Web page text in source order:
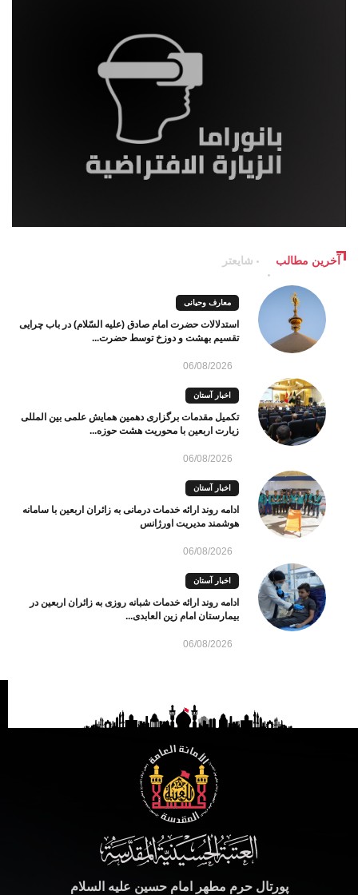
آخرین مطالب شایعتر
معارف وحیانی
استدلالات حضرت امام صادق (علیه السّلام) در باب چرایی
تقسیم بهشت و دوزخ توسط حضرت...
06/08/2026
اخبار آستان
تکمیل مقدمات برگزاری دهمین همایش علمی بین المللی
زیارت اربعین با محوریت هشت حوزه...
06/08/2026
اخبار آستان
ادامه روند ارائه خدمات درمانی به زائران اربعین با سامانه
هوشمند مدیریت اورژانس
06/08/2026
اخبار آستان
ادامه روند ارائه خدمات شبانه روزی به زائران اربعین در
بیمارستان امام زین العابدی...
06/08/2026
پورتال حرم مطهر امام حسین علیه السلام